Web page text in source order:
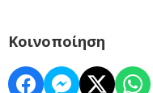
Κοινοποίηση